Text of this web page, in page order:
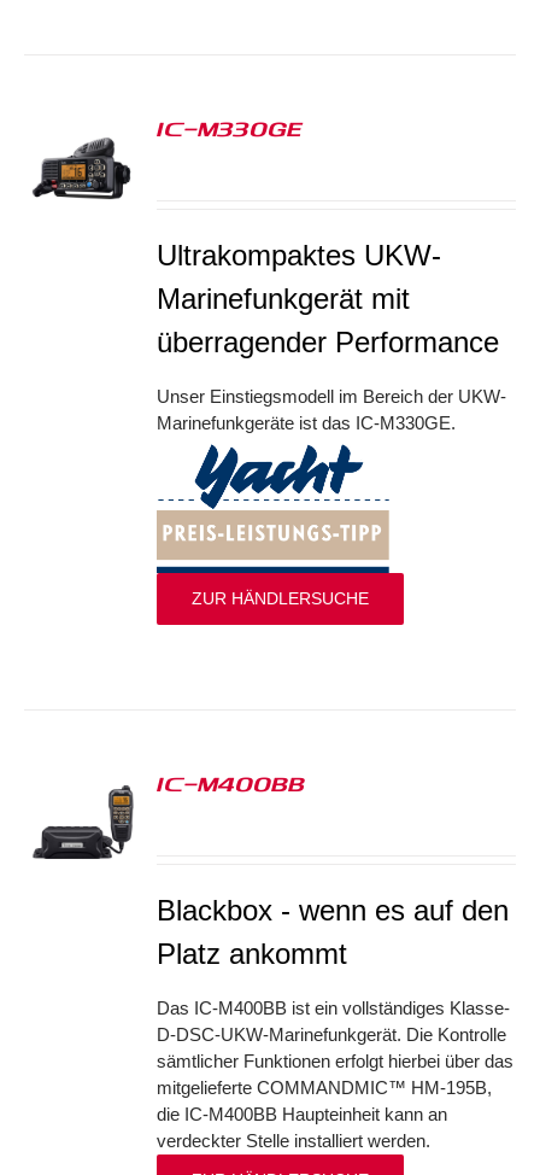
IC-M330GE
Ultrakompaktes UKW-
Marinefunkgerät mit
überragender Performance
Unser Einstiegsmodell im Bereich der UKW-
Marinefunkgeräte ist das IC-M330GE.
ZUR HÄNDLERSUCHE
IC-M400BB
Blackbox - wenn es auf den
Platz ankommt
Das IC-M400BB ist ein vollständiges Klasse-
D-DSC-UKW-Marinefunkgerät. Die Kontrolle
sämtlicher Funktionen erfolgt hierbei über das
mitgelieferte COMMANDMIC™ HM-195B,
die IC-M400BB Haupteinheit kann an
verdeckter Stelle installiert werden.